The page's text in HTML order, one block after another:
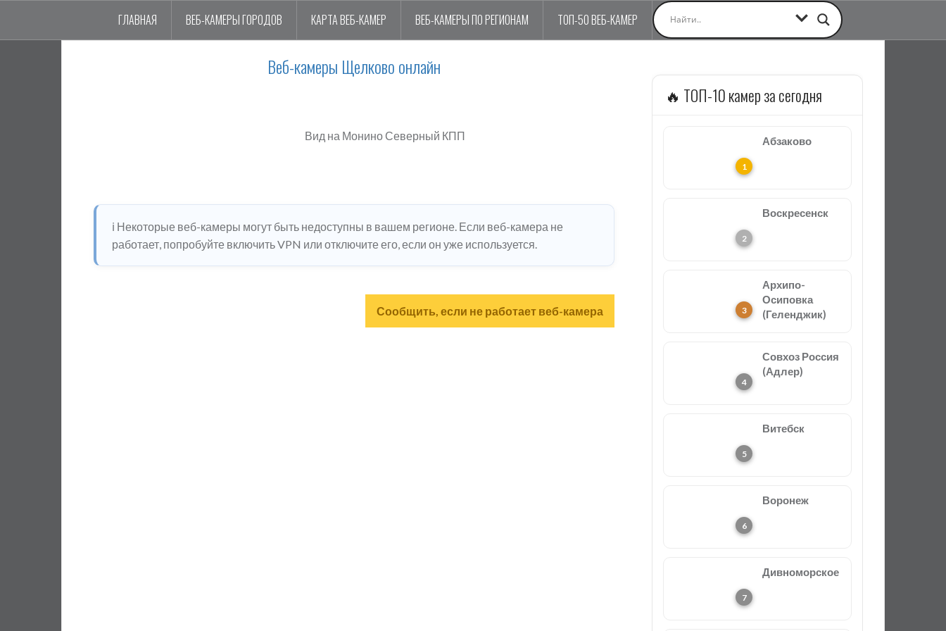
ГЛАВНАЯ ВЕБ-КАМЕРЫ ГОРОДОВ КАРТА ВЕБ-КАМЕР ВЕБ-КАМЕРЫ ПО РЕГИОНАМ ТОП-50 ВЕБ-КАМЕР
Веб-камеры Щелково онлайн
Вид на Монино Северный КПП
ℹ️ Некоторые веб-камеры могут быть недоступны в вашем регионе. Если веб-камера не
работает, попробуйте включить VPN или отключите его, если он уже используется.
Сообщить, если не работает веб-камера
🔥 ТОП-10 камер за сегодня
Абзаково
Воскресенск
Архипо-
Осиповка
(Геленджик)
Совхоз Россия
(Адлер)
Витебск
Воронеж
Дивноморское